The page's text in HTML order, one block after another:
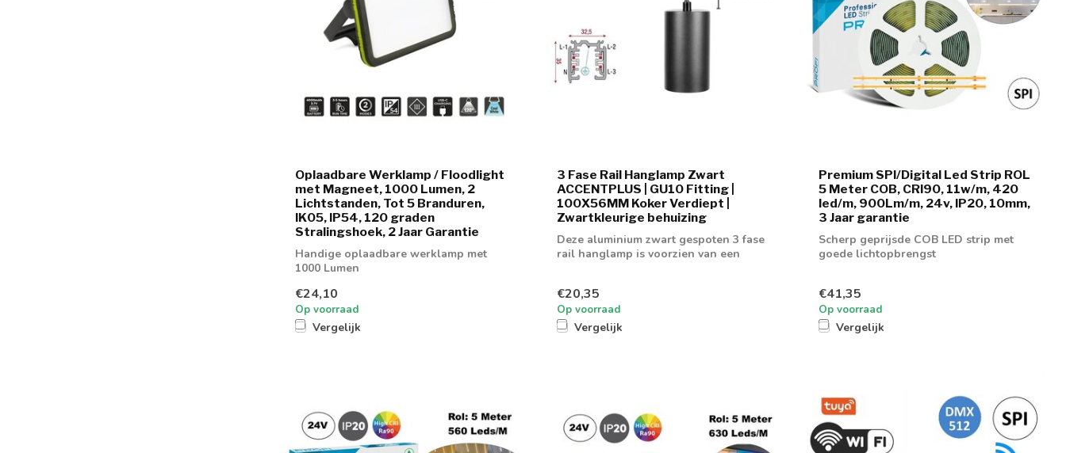
Oplaadbare Werklamp / Floodlight
met Magneet, 1000 Lumen, 2
Lichtstanden, Tot 5 Branduren,
IK05, IP54, 120 graden
Stralingshoek, 2 Jaar Garantie
Handige oplaadbare werklamp met
1000 Lumen
€24,10
Op voorraad
Vergelijk
3 Fase Rail Hanglamp Zwart
ACCENTPLUS | GU10 Fitting |
100X56MM Koker Verdiept |
Zwartkleurige behuizing
Deze aluminium zwart gespoten 3 fase
rail hanglamp is voorzien van een
€20,35
Op voorraad
Vergelijk
Premium SPI/Digital Led Strip ROL
5 Meter COB, CRI90, 11w/m, 420
led/m, 900Lm/m, 24v, IP20, 10mm,
3 Jaar garantie
Scherp geprijsde COB LED strip met
goede lichtopbrengst
€41,35
Op voorraad
Vergelijk